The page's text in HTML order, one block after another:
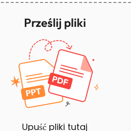
Prześlij pliki
Upuść pliki tutaj